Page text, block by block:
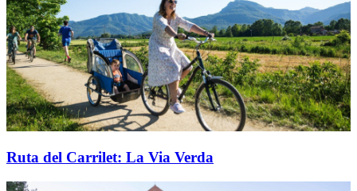
Ruta del Carrilet: La Via Verda